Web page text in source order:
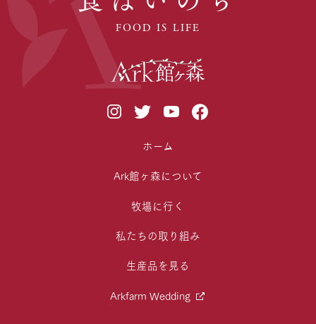
FOOD IS LIFE
ホーム
Ark館ヶ森について
牧場に行く
私たちの取り組み
生産品を見る
Arkfarm Wedding